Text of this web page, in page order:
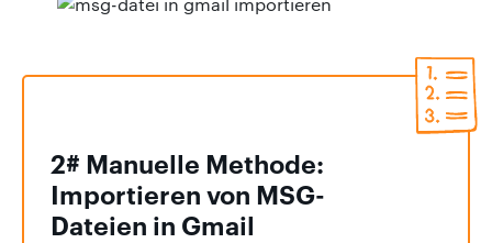
2# Manuelle Methode:
Importieren von MSG-
Dateien in Gmail